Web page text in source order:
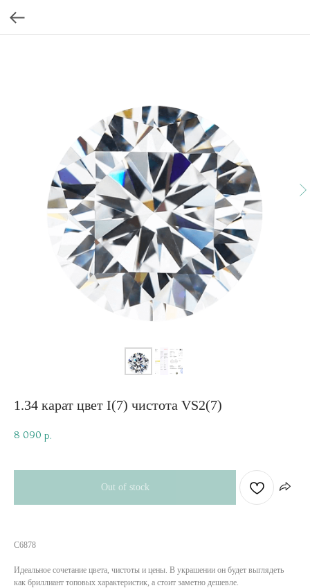
1.34 карат цвет I(7) чистота VS2(7)
8 090 р.
Out of stock
C6878
Идеальное сочетание цвета, чистоты и цены. В украшении он будет выглядеть
как бриллиант топовых характеристик, а стоит заметно дешевле.